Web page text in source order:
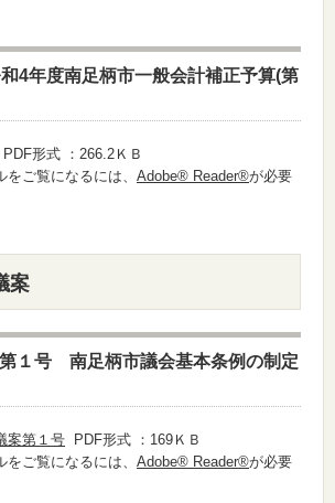
4年度南足柄市一般会計補正予算(第
PDF形式 ：266.2ＫＢ
をご覧になるには、 Adobe® Reader®が必要
案
１号 南足柄市議会基本条例の制定
案第１号 PDF形式 ：169ＫＢ
をご覧になるには、 Adobe® Reader®が必要